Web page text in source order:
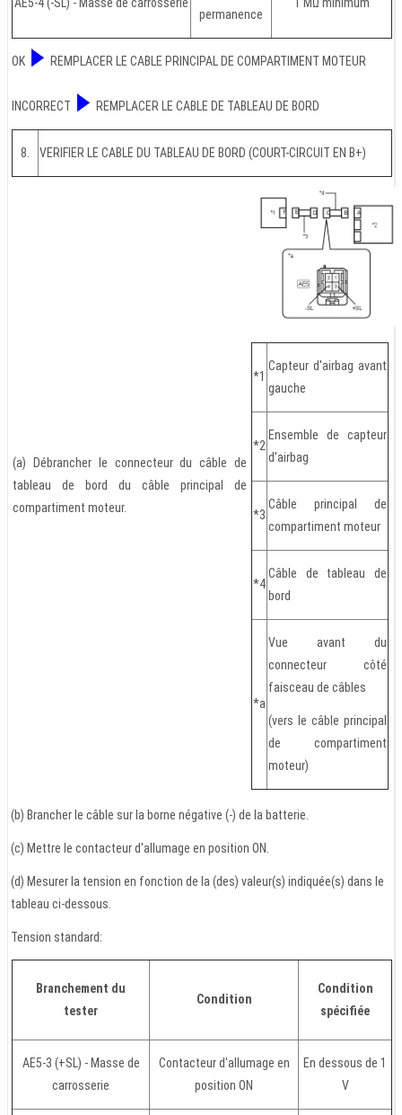
permanence
OK REMPLACER LE CABLE PRINCIPAL DE COMPARTIMENT MOTEUR
INCORRECT REMPLACER LE CABLE DE TABLEAU DE BORD
8. VERIFIER LE CABLE DU TABLEAU DE BORD (COURT-CIRCUIT EN B+)
(a) Débrancher le connecteur du câble de
tableau de bord du câble principal de
compartiment moteur.
*1
Capteur d'airbag avant
gauche
*2
Ensemble de capteur
d'airbag
*3
Câble principal de
compartiment moteur
*4
Câble de tableau de
bord
*a
Vue avant du
connecteur côté
faisceau de câbles
(vers le câble principal
de compartiment
moteur)
(b) Brancher le câble sur la borne négative (-) de la batterie.
(c) Mettre le contacteur d'allumage en position ON.
(d) Mesurer la tension en fonction de la (des) valeur(s) indiquée(s) dans le
tableau ci-dessous.
Tension standard:
Branchement du
tester
Condition
Condition
spécifiée
AE5-3 (+SL) - Masse de
carrosserie
Contacteur d'allumage en
position ON
En dessous de 1
V